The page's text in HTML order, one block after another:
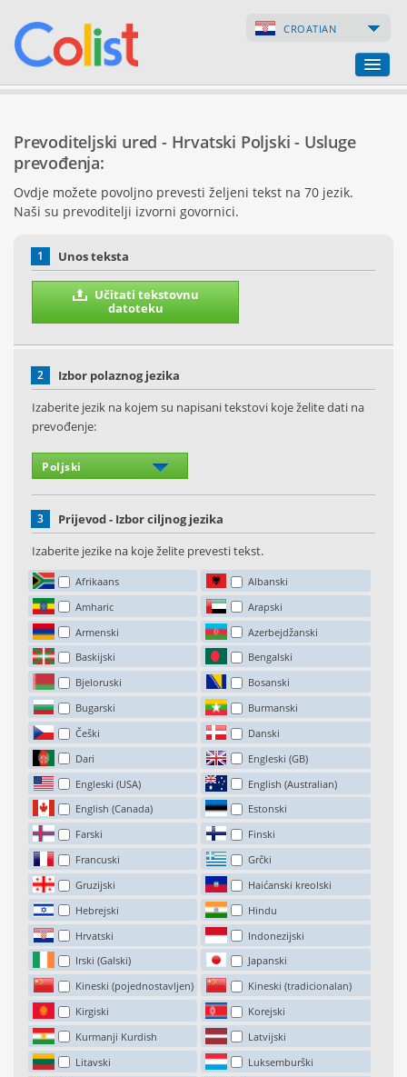
CROATIAN
Popis poduzeća
Internetske stranice
Prevoditeljski ured - Hrvatski Poljski - Usluge
prevođenja:
Ovdje možete povoljno prevesti željeni tekst na 70 jezik.
Naši su prevoditelji izvorni govornici.
1 Unos teksta
Učitati tekstovnu
datoteku
2
Izbor polaznog jezika
Izaberite jezik na kojem su napisani tekstovi koje želite dati na
prevođenje:
3
Prijevod - Izbor ciljnog jezika
Izaberite jezike na koje želite prevesti tekst.
Afrikaans
Albanski
Amharic
Arapski
Armenski
Azerbejdžanski
Baskijski
Bengalski
Bjeloruski
Bosanski
Bugarski
Burmanski
Češki
Danski
Dari
Engleski (GB)
Engleski (USA)
English (Australian)
English (Canada)
Estonski
Farski
Finski
Francuski
Grčki
Gruzijski
Haićanski kreolski
Hebrejski
Hindu
Hrvatski
Indonezijski
Irski (Galski)
Japanski
Kineski (pojednostavljen)
Kineski (tradicionalan)
Kirgiski
Korejski
Kurmanji Kurdish
Latvijski
Litavski
Luksemburški